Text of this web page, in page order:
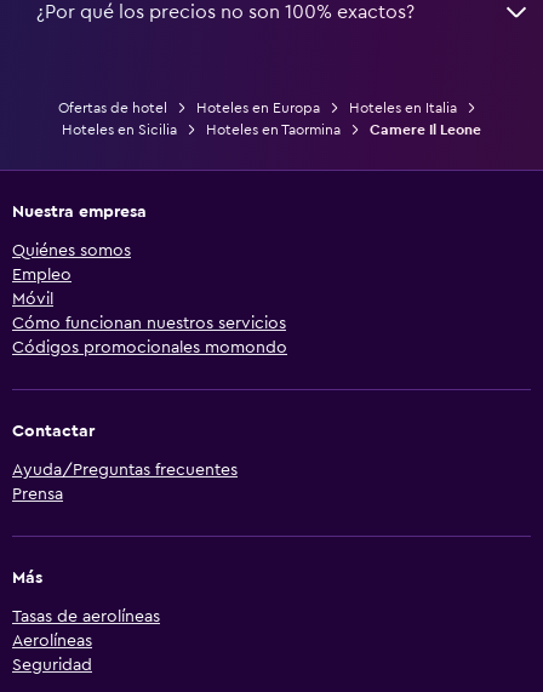
¿Por qué los precios no son 100% exactos?
Ofertas de hotel Hoteles en Europa
Hoteles en Italia
Hoteles en Sicilia
Hoteles en Taormina Camere Il Leone
Nuestra empresa
Quiénes somos
Empleo
Móvil
Cómo funcionan nuestros servicios
Códigos promocionales momondo
Contactar
Ayuda/Preguntas frecuentes
Prensa
Más
Tasas de aerolíneas
Aerolíneas
Seguridad